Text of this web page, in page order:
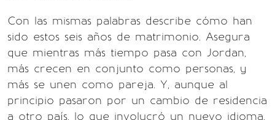
Con las mismas palabras describe cómo han
sido estos seis años de matrimonio. Asegura
que mientras más tiempo pasa con Jordan,
más crecen en conjunto como personas, y
más se unen como pareja. Y, aunque al
principio pasaron por un cambio de residencia
a otro país, lo que involucró un nuevo idioma,